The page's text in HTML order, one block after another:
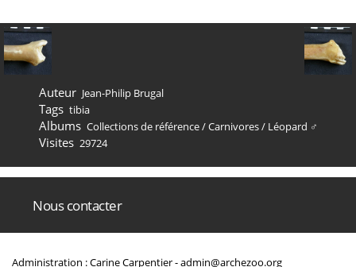
Auteur Jean-Philip Brugal
Tags tibia
Albums Collections de référence/Carnivores/ Léopard ♂
Visites 29724
Nous contacter
Administration : Carine Carpentier -admin@archezoo.org